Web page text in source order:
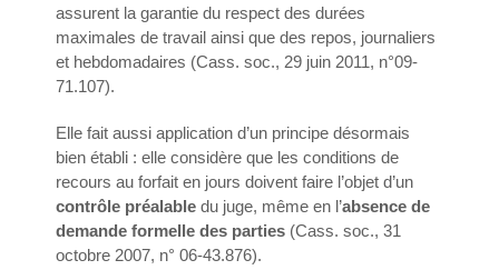
assurent la garantie du respect des durées
maximales de travail ainsi que des repos, journaliers
et hebdomadaires (Cass. soc., 29 juin 2011, n°09-
71.107).
Elle fait aussi application d’un principe désormais
bien établi : elle considère que les conditions de
recours au forfait en jours doivent faire l’objet d’un
contrôle préalable du juge, même en l’absence de
demande formelle des parties (Cass. soc., 31
octobre 2007, n° 06-43.876).